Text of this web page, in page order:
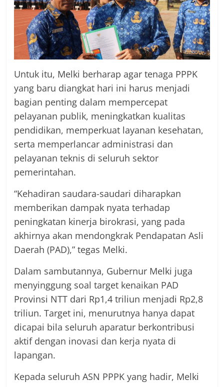
Untuk itu, Melki berharap agar tenaga PPPK
yang baru diangkat hari ini harus menjadi
bagian penting dalam mempercepat
pelayanan publik, meningkatkan kualitas
pendidikan, memperkuat layanan kesehatan,
serta memperlancar administrasi dan
pelayanan teknis di seluruh sektor
pemerintahan.
“Kehadiran saudara-saudari diharapkan
memberikan dampak nyata terhadap
peningkatan kinerja birokrasi, yang pada
akhirnya akan mendongkrak Pendapatan Asli
Daerah (PAD),” tegas Melki.
Dalam sambutannya, Gubernur Melki juga
menyinggung soal target kenaikan PAD
Provinsi NTT dari Rp1,4 triliun menjadi Rp2,8
triliun. Target ini, menurutnya hanya dapat
dicapai bila seluruh aparatur berkontribusi
aktif dengan inovasi dan kerja nyata di
lapangan.
Kepada seluruh ASN PPPK yang hadir, Melki